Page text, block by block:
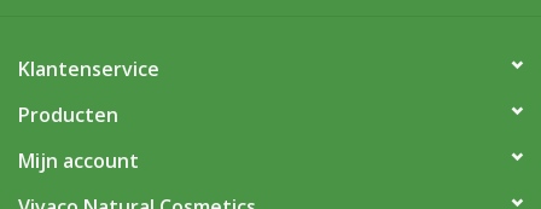
Klantenservice
Producten
Mijn account